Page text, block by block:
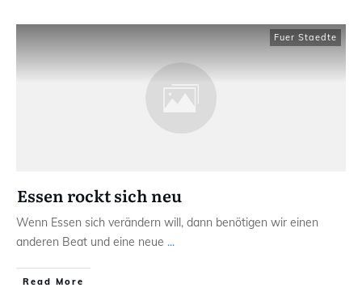
Fuer Staedte
Essen rockt sich neu
Wenn Essen sich verändern will, dann benötigen wir einen
anderen Beat und eine neue ...
Read More